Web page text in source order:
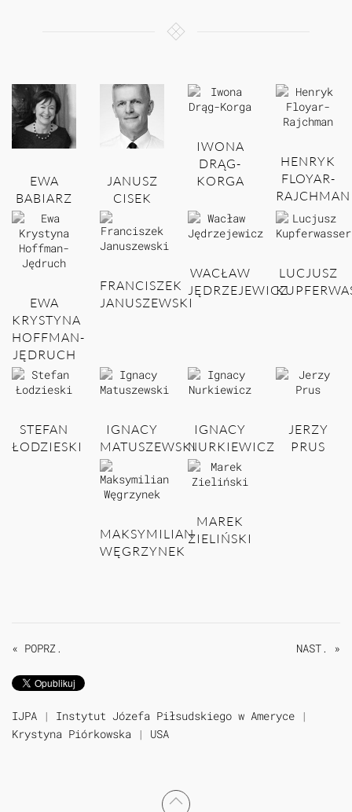
EWA
BABIARZ
JANUSZ
CISEK
IWONA
DRĄG-
KORGA
HENRYK
FLOYAR-
RAJCHMAN
EWA
KRYSTYNA
HOFFMAN-
JĘDRUCH
FRANCISZEK
JANUSZEWSKI
WACŁAW
JĘDRZEJEWICZ
LUCJUSZ
STEFAN
ŁODZIESKI
IGNACY
MATUSZEWSKI
IGNACY
NURKIEWICZ
JERZY
PRUS
MAKSYMILIAN
WĘGRZYNEK
MAREK
ZIELIŃSKI
« POPRZ. NAST. »
IJPA | Instytut Józefa Piłsudskiego w Ameryce |
Krystyna Piórkowska | USA